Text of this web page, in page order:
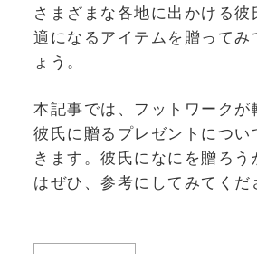
さまざまな各地に出かける彼
適になるアイテムを贈ってみ
ょう。
本記事では、フットワークが
彼氏に贈るプレゼントについ
きます。彼氏になにを贈ろう
はぜひ、参考にしてみてくだ